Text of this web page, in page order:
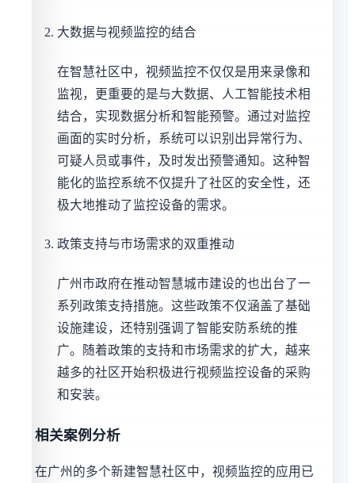
大数据与视频监控的结合
在智慧社区中，视频监控不仅仅是用来录像和
监视，更重要的是与大数据、人工智能技术相
结合，实现数据分析和智能预警。通过对监控
画面的实时分析，系统可以识别出异常行为、
可疑人员或事件，及时发出预警通知。这种智
能化的监控系统不仅提升了社区的安全性，还
极大地推动了监控设备的需求。
政策支持与市场需求的双重推动
广州市政府在推动智慧城市建设的也出台了一
系列政策支持措施。这些政策不仅涵盖了基础
设施建设，还特别强调了智能安防系统的推
广。随着政策的支持和市场需求的扩大，越来
越多的社区开始积极进行视频监控设备的采购
和安装。
相关案例分析
在广州的多个新建智慧社区中，视频监控的应用已